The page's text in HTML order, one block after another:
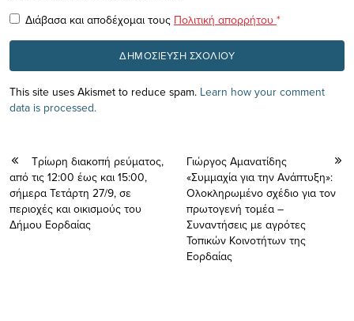
Διάβασα και αποδέχομαι τους Πολιτική απορρήτου *
This site uses Akismet to reduce spam. Learn how your comment
data is processed.
Τρίωρη διακοπή ρεύματος,
από τις 12:00 έως και 15:00,
σήμερα Τετάρτη 27/9, σε
περιοχές και οικισμούς του
Δήμου Εορδαίας
Γιώργος Αμανατίδης
«Συμμαχία για την Ανάπτυξη»:
Ολοκληρωμένο σχέδιο για τον
πρωτογενή τομέα –
Συναντήσεις με αγρότες
Τοπικών Κοινοτήτων της
Εορδαίας